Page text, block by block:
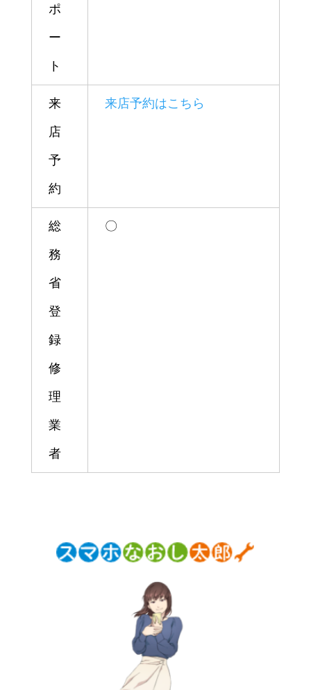
ポ
ー
ト
来
店
予
約
来店予約はこちら
総
務
省
登
録
修
理
業
者
〇